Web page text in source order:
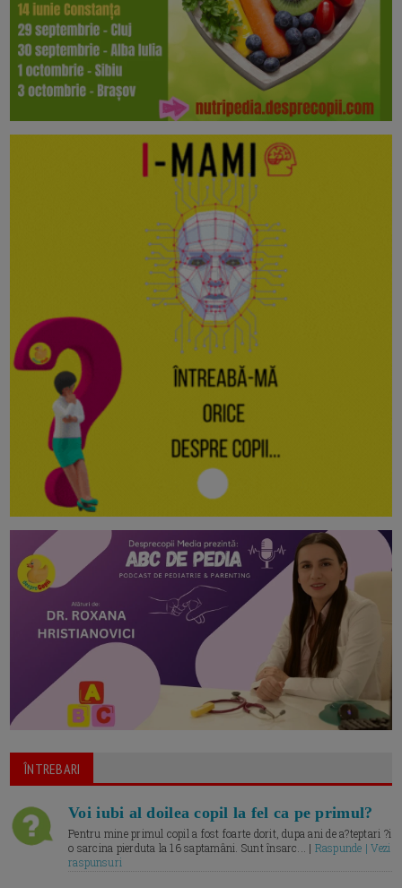
ÎNTREBARI
Voi iubi al doilea copil la fel ca pe primul?
Pentru mine primul copil a fost foarte dorit, dupa ani de a?teptari ?i
o sarcina pierduta la 16 saptamâni. Sunt însarc... | Raspunde | Vezi
raspunsuri